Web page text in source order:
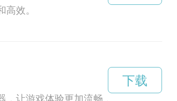
效。
让游戏体验更加流畅，让您游戏更加
下载